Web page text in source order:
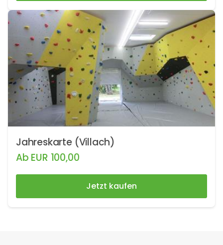
Jahreskarte (Villach)
Ab EUR 100,00
Jetzt kaufen